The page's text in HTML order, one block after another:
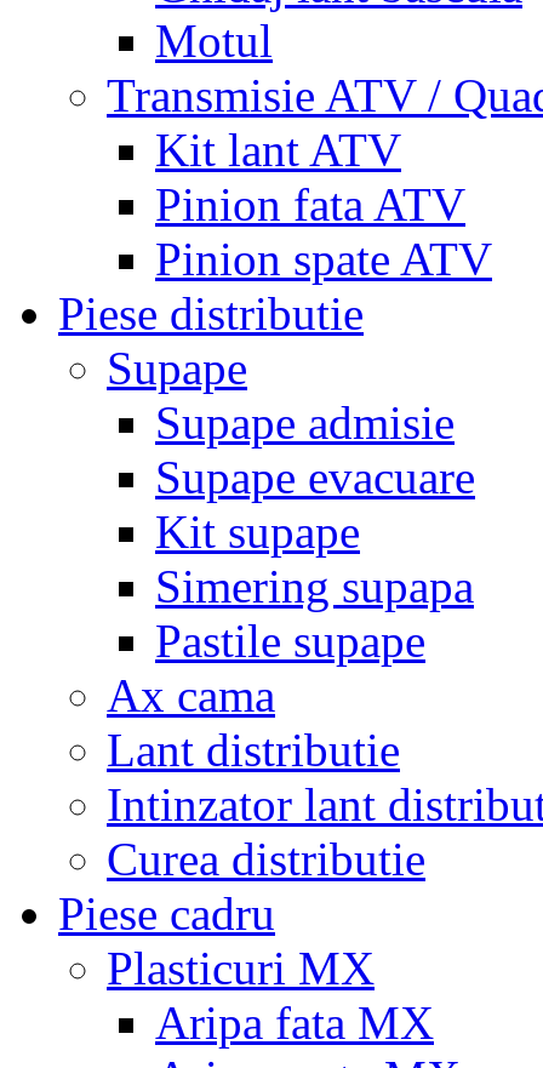
Motul
Transmisie ATV /
Kit lant ATV
Pinion fata ATV
Pinion spate ATV
Piese distributie
Supape
Supape admisie
Supape evacuare
Kit supape
Simering supapa
Pastile supape
Ax cama
Lant distributie
Intinzator lant
Curea distributie
Piese cadru
Plasticuri MX
Aripa fata MX